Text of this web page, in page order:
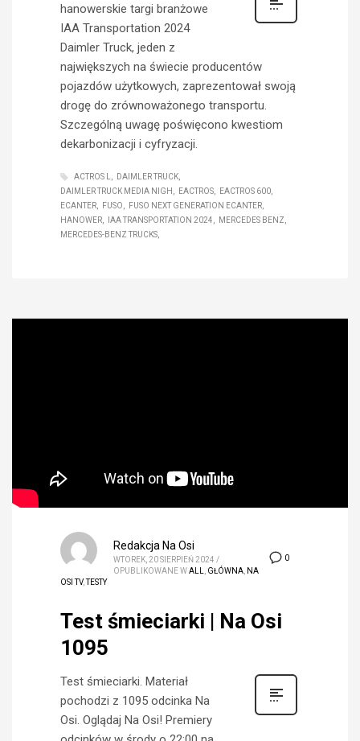
hanowerskie targi branżowe
IAA Transportation 2024
Daimler Truck, jeden z
największych na świecie producentów
pojazdów użytkowych, zaprezentował swoją
drogę do zrównoważonego transportu.
Szczególną uwagę poświęcono kwestiom
dekarbonizacji i cyfryzacji.
ACTROS L
DAIMLER TRUCK
DAIMLER TRUCK MEDIA NIGH
EACTROS
EACTROS 600
ECANTER
FUSO
FUSO NEXT GENERATION ECANTER
HANOWER
IAA TRANSPORTATION 2024
MERCEDES BENZ
MERCEDES-BENZ TRUCKS
0
Redakcja Na Osi
WTOREK, 20 SIERPIEŃ 2024 /
OPUBLIKOWANE WALL GŁÓWNA NA
OSI TV,TESTY
Test śmieciarki | Na Osi
1095
Test śmieciarki. Materiał
pochodzi z 1095 odcinka Na
Osi. Oglądaj Na Osi! Premiery